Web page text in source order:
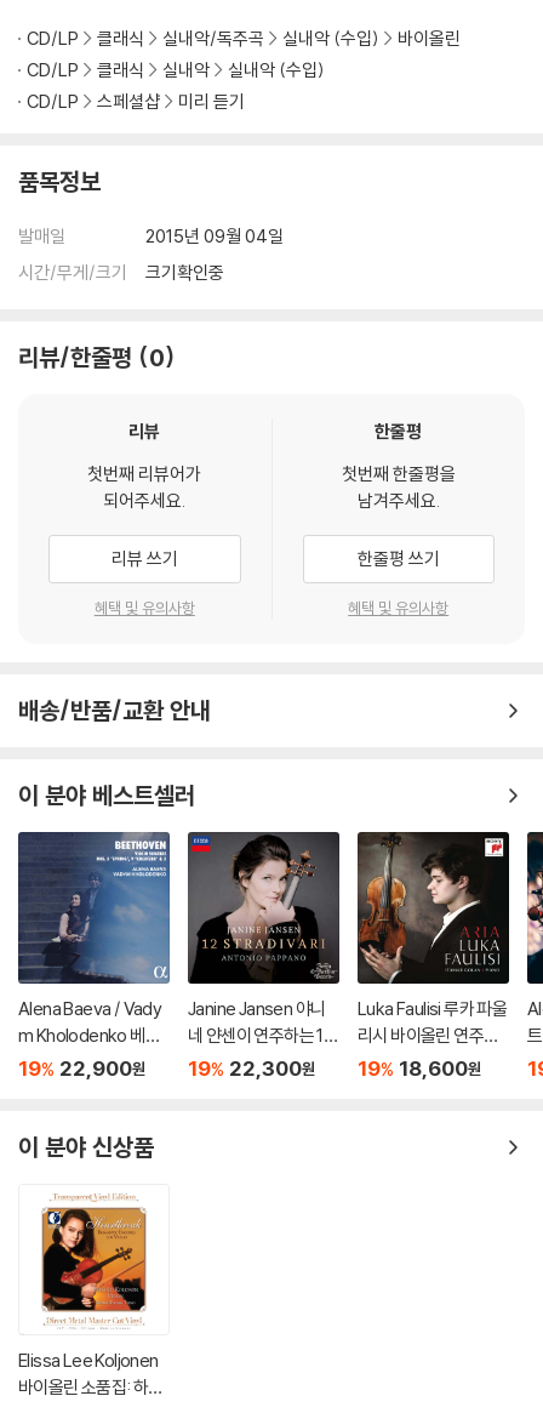
P]
CD/LP 클래식 실내악/독주곡 실내악 (수입)
바이올린
CD/LP
클래식 실내악
실내악 (수입)
CD/LP
스페셜샵 미리 듣기
품목정보
발매일
2015년 09월 04일
시간/무게/크기
크기확인중
리뷰/한줄평 0
리뷰
첫번째 리뷰어가
되어주세요.
리뷰 쓰기
혜택 및 유의사항
한줄평
첫번째 한줄평을
남겨주세요.
한줄평 쓰기
혜택 및 유의사항
배송/반품/교환 안내
이 분야 베스트셀러
Alena Baeva / Vady
m Kholodenko 베토
벤: 바이올린 소나타 5
lin Sonatas Nos. 5 "S
19% 22,900원
Janine Jansen 야니
네 얀센이 연주하는 12
개의 스트라디바리 (12
19% 22,300원
Luka Faulisi 루카 파울
리시 바이올린 연주집
(Aria)
19% 18,600원
이 분야 신상품
Elissa Lee Koljonen
바이올린 소품집: 하트